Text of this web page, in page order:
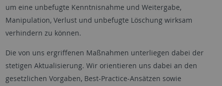
um eine unbefugte Kenntnisnahme und Weitergabe,
Manipulation, Verlust und unbefugte Löschung wirksam
verhindern zu können.
Die von uns ergriffenen Maßnahmen unterliegen dabei der
stetigen Aktualisierung. Wir orientieren uns dabei an den
gesetzlichen Vorgaben, Best-Practice-Ansätzen sowie